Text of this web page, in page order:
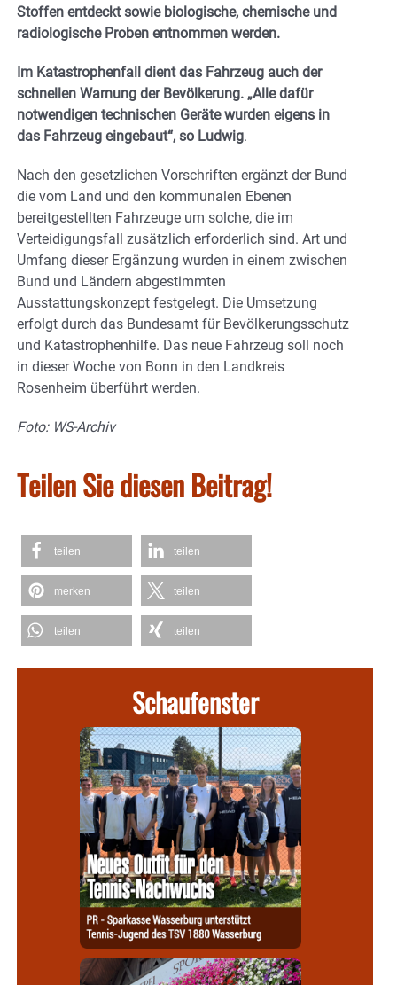
Stoffen entdeckt sowie biologische, chemische und
radiologische Proben entnommen werden.
Im Katastrophenfall dient das Fahrzeug auch der
schnellen Warnung der Bevölkerung. „Alle dafür
notwendigen technischen Geräte wurden eigens in
das Fahrzeug eingebaut“, so Ludwig.
Nach den gesetzlichen Vorschriften ergänzt der Bund
die vom Land und den kommunalen Ebenen
bereitgestellten Fahrzeuge um solche, die im
Verteidigungsfall zusätzlich erforderlich sind. Art und
Umfang dieser Ergänzung wurden in einem zwischen
Bund und Ländern abgestimmten
Ausstattungskonzept festgelegt. Die Umsetzung
erfolgt durch das Bundesamt für Bevölkerungsschutz
und Katastrophenhilfe. Das neue Fahrzeug soll noch
in dieser Woche von Bonn in den Landkreis
Rosenheim überführt werden.
Foto: WS-Archiv
Teilen Sie diesen Beitrag!
teilen teilen
merken teilen
teilen teilen
Schaufenster